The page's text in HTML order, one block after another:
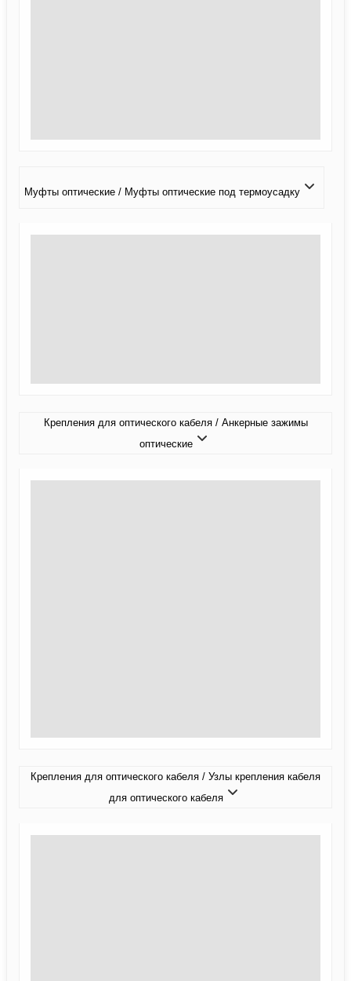
Муфты оптические / Муфты оптические под термоусадку
Крепления для оптического кабеля / Анкерные зажимы
оптические
Крепления для оптического кабеля / Узлы крепления кабеля
для оптического кабеля